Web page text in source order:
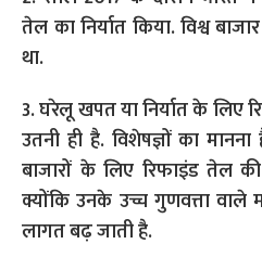
तेल का निर्यात किया. विश्व
था.
3. घरेलू खपत या निर्यात के
उतनी ही है. विशेषज्ञों का
बाजारों के लिए रिफाइंड तेल
क्योंकि उनके उच्च गुणवत्ता
लागत बढ़ जाती है.